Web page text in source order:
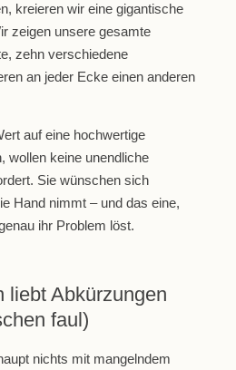
kreieren wir eine gigantische
zeigen unsere gesamte
zehn verschiedene
an jeder Ecke einen anderen
auf eine hochwertige
wollen keine unendliche
Sie wünschen sich
Hand nimmt – und das eine,
ihr Problem löst.
liebt Abkürzungen
faul)
nichts mit mangelndem